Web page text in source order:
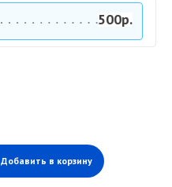
500р.
Добавить в корзину